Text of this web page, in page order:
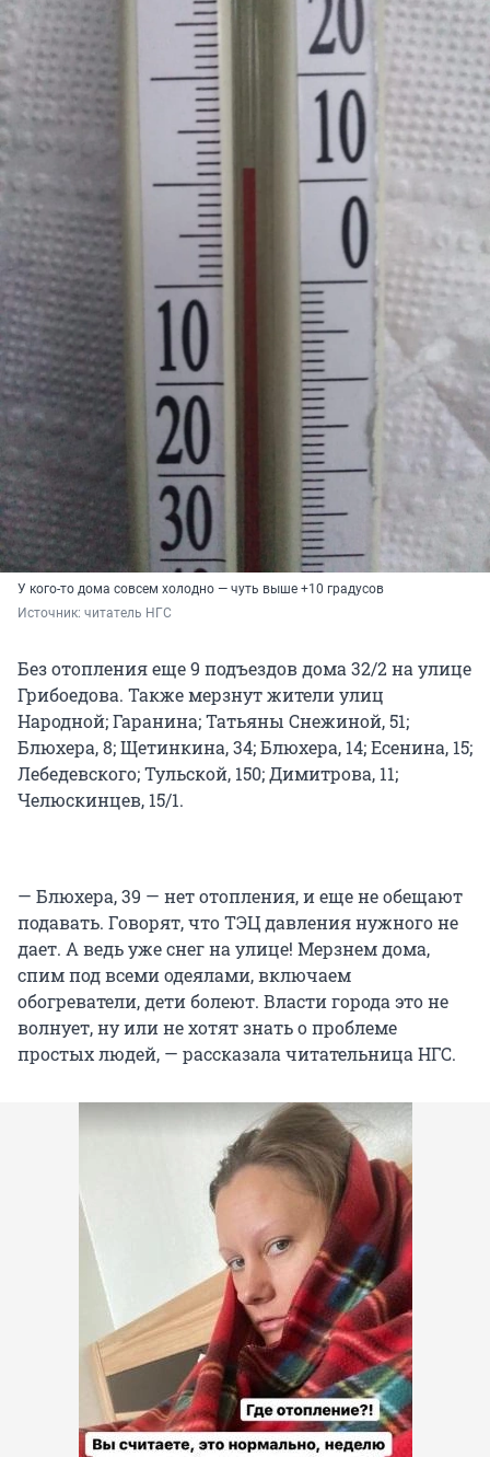
У кого-то дома совсем холодно — чуть выше +10 градусов
Источник: читатель НГС
Без отопления еще 9 подъездов дома 32/2 на улице
Грибоедова. Также мерзнут жители улиц
Народной; Гаранина; Татьяны Снежиной, 51;
Блюхера, 8; Щетинкина, 34; Блюхера, 14; Есенина, 15;
Лебедевского; Тульской, 150; Димитрова, 11;
Челюскинцев, 15/1.
— Блюхера, 39 — нет отопления, и еще не обещают
подавать. Говорят, что ТЭЦ давления нужного не
дает. А ведь уже снег на улице! Мерзнем дома,
спим под всеми одеялами, включаем
обогреватели, дети болеют. Власти города это не
волнует, ну или не хотят знать о проблеме
простых людей, — рассказала читательница НГС.